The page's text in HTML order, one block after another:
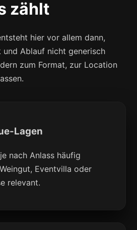
zählt
hier vor allem dann,
und Ablauf nicht generisch
zum Format, zur Location
Lagen
nach Anlass häufig
Eventvilla oder
relevant.